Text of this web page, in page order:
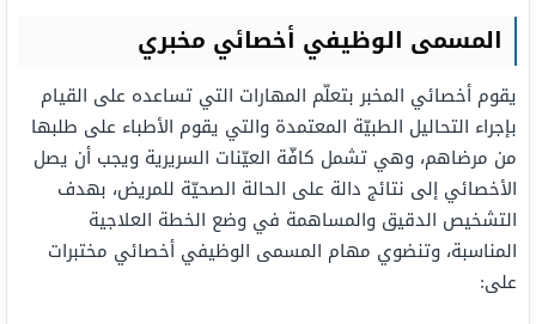
المسمى الوظيفي أخصائي مخبري
يقوم أخصائي المخبر بتعلّم المهارات التي تساعده على القيام
بإجراء التحاليل الطبيّة المعتمدة والتي يقوم الأطباء على طلبها
من مرضاهم، وهي تشمل كافّة العيّنات السريرية ويجب أن يصل
الأخصائي إلى نتائج دالة على الحالة الصحيّة للمريض، بهدف
التشخيص الدقيق والمساهمة في وضع الخطة العلاجية
المناسبة، وتنضوي مهام المسمى الوظيفي أخصائي مختبرات
على: